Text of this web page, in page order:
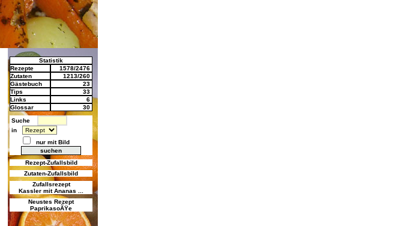
Statistik
Rezepte
1578/2476
Zutaten
1213/260
Gästebuch
23
Tips
33
Links
6
Glossar
30
Suche
in
nur mit Bild
Rezept-Zufallsbild
Zutaten-Zufallsbild
Zufallsrezept
Kassler mit Ananas ...
Neustes Rezept
PaprikasoÃŸe